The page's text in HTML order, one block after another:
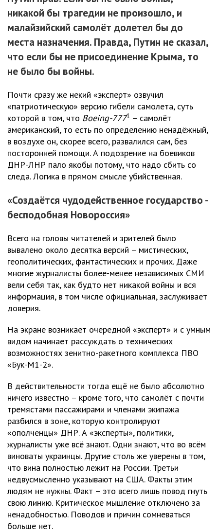
никакой бы трагедии не произошло, и
малайзийский самолёт долетел бы до
места назначения. Правда, Путин не сказал,
что если бы не присоединение Крыма, то
не было бы войны.
Почти сразу же некий «эксперт» озвучил
«патриотическую» версию гибели самолета, суть
которой в том, что Boeing-7771 – самолёт
американский, то есть по определению ненадёжный,
в воздухе он, скорее всего, развалился сам, без
посторонней помощи. А подозрение на боевиков
ДНР-ЛНР пало якобы потому, что надо сбить со
следа. Логика в прямом смысле убийственная.
«Создаётся чудодейственное государство -
бесподобная Новороссия»
Всего на головы читателей и зрителей было
вывалено около десятка версий – мистических,
геополитических, фантастических и прочих. Даже
многие журналисты более-менее независимых СМИ
вели себя так, как будто нет никакой войны и вся
информация, в том числе официальная, заслуживает
доверия.
На экране возникает очередной «эксперт» и с умным
видом начинает рассуждать о технических
возможностях зенитно-ракетного комплекса ПВО
«Бук-М1-2».
В действительности тогда ещё не было абсолютно
ничего известно – кроме того, что самолёт с почти
тремястами пассажирами и членами экипажа
разбился в зоне, которую контролируют
«ополченцы» ДНР. А «эксперты», политики,
журналисты уже всё знают. Одни знают, что во всём
виноваты украинцы. Другие столь же уверены в том,
что вина полностью лежит на России. Третьи
недвусмысленно указывают на США. Факты этим
людям не нужны. Факт – это всего лишь повод гнуть
свою линию. Критическое мышление отключено за
ненадобностью. Поводов и причин сомневаться
больше нет.